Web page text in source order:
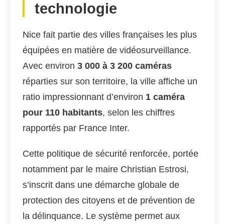
technologie
Nice fait partie des villes françaises les plus
équipées en matière de vidéosurveillance.
Avec environ 3 000 à 3 200 caméras
réparties sur son territoire, la ville affiche un
ratio impressionnant d’environ 1 caméra
pour 110 habitants, selon les chiffres
rapportés par France Inter.
Cette politique de sécurité renforcée, portée
notamment par le maire Christian Estrosi,
s’inscrit dans une démarche globale de
protection des citoyens et de prévention de
la délinquance. Le système permet aux